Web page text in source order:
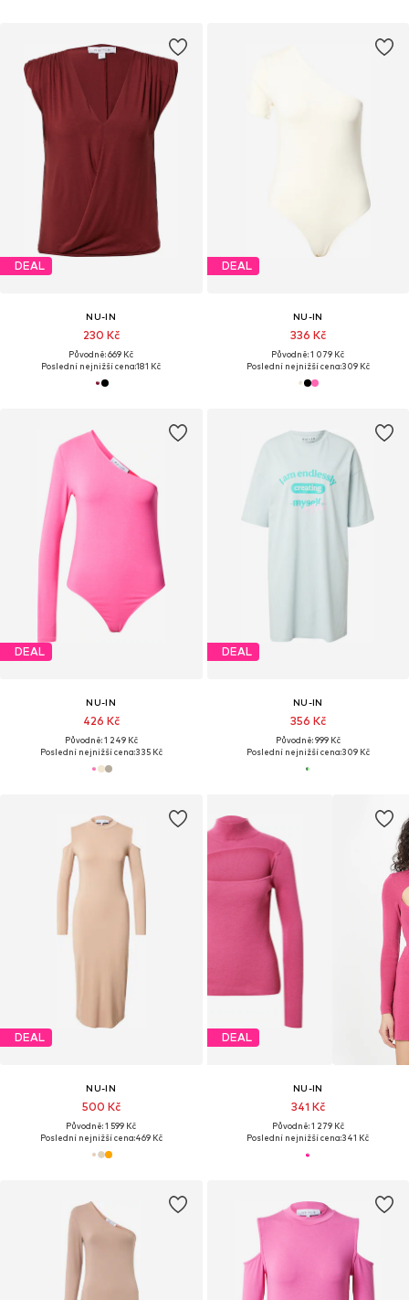
DEAL
NU-IN
230 Kč
Původně: 669 Kč
Poslední nejnižší cena:181 Kč
DEAL
NU-IN
336 Kč
Původně: 1 079 Kč
Poslední nejnižší cena:309 Kč
DEAL
NU-IN
426 Kč
Původně: 1 249 Kč
Poslední nejnižší cena:335 Kč
DEAL
NU-IN
356 Kč
Původně: 999 Kč
Poslední nejnižší cena:309 Kč
DEAL
NU-IN
500 Kč
Původně: 1 599 Kč
Poslední nejnižší cena:469 Kč
DEAL
NU-IN
341 Kč
Původně: 1 279 Kč
Poslední nejnižší cena:341 Kč